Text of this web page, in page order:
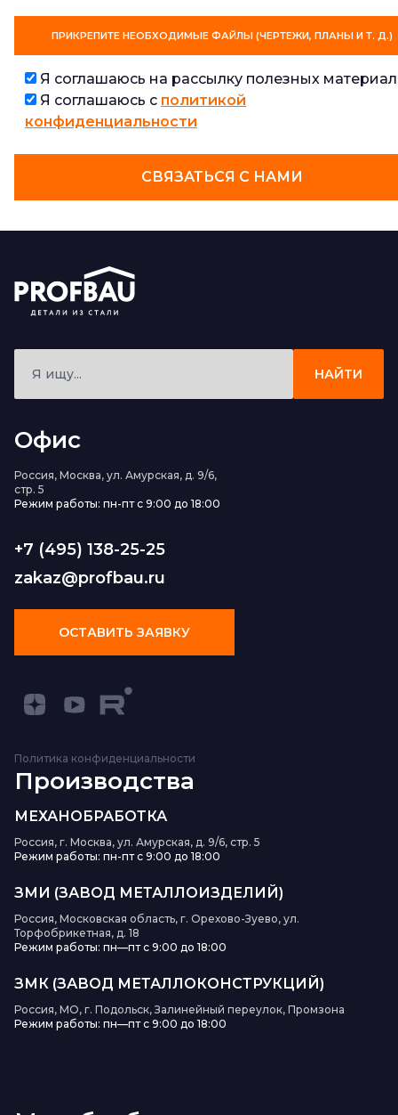
ПРИКРЕПИТЕ НЕОБХОДИМЫЕ ФАЙЛЫ (ЧЕРТЕЖИ, ПЛАНЫ И Т. Д.)
Я соглашаюсь на рассылку полезных
Я соглашаюсь с политикой
конфиденциальности
СВЯЗАТЬСЯ С НАМИ
НАЙТИ
Офис
Россия, Москва, ул. Амурская, д. 9/6,
стр. 5
Режим работы: пн-пт с 9:00 до 18:00
+7 (495) 138-25-25
zakaz@profbau.ru
ОСТАВИТЬ ЗАЯВКУ
Политика конфиденциальности
Производства
МЕХАНОБРАБОТКА
Россия, г. Москва, ул. Амурская, д. 9/6, стр. 5
Режим работы: пн-пт с 9:00 до 18:00
ЗМИ (ЗАВОД МЕТАЛЛОИЗДЕЛИЙ)
Россия, Московская область, г. Орехово-Зуево, ул.
Торфобрикетная, д. 18
Режим работы: пн—пт с 9:00 до 18:00
ЗМК (ЗАВОД МЕТАЛЛОКОНСТРУКЦИЙ)
Россия, МО, г. Подольск, Залинейный переулок, Промзона
Режим работы: пн—пт с 9:00 до 18:00